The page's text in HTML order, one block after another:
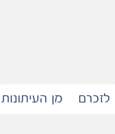
לזכרם מן העיתונות